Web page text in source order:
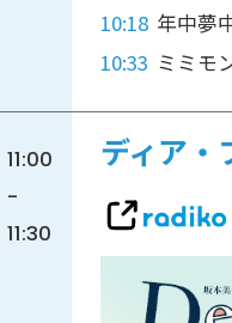
10:18 年中夢
10:33 ミミモ
11:00
-
11:30
ディア・